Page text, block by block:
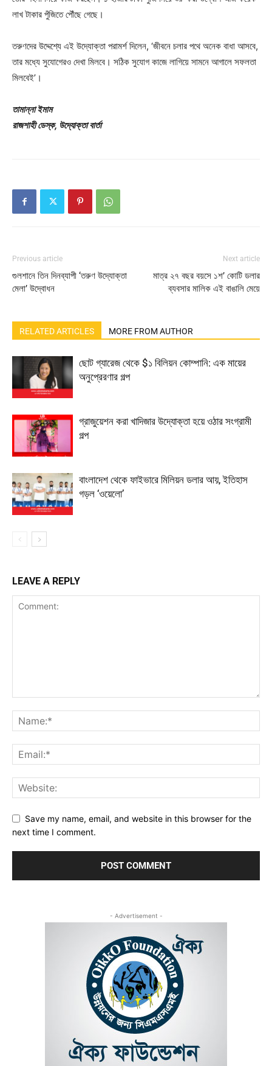
লাখ টাকার পুঁজিতে পৌঁছে গেছে।
তরুণদের উদ্দেশ্যে এই উদ্যোক্তা পরামর্শ দিলেন, ‘জীবনে চলার পথে অনেক বাধা আসবে,
তার মধ্যে সুযোগেরও দেখা মিলবে। সঠিক সুযোগ কাজে লাগিয়ে সামনে আগালে সফলতা
মিলবেই’।
তামান্না ইমাম
রাজশাহী ডেস্ক, উদ্যোক্তা বার্তা
Previous article
গুলশানে তিন দিনব্যাপী ‘তরুণ উদ্যোক্তা
মেলা’ উদ্বোধন
Next article
মাত্র ২৭ বছর বয়সে ১শ’ কোটি ডলার
ব্যবসার মালিক এই বাঙালি মেয়ে
RELATED ARTICLES MORE FROM AUTHOR
ছোট গ্যারেজ থেকে $১ বিলিয়ন কোম্পানি: এক মায়ের
অনুপ্রেরণার গল্প
গ্রাজুয়েশন করা খাদিজার উদ্যোক্তা হয়ে ওঠার সংগ্রামী
গল্প
বাংলাদেশ থেকে ফাইভারে মিলিয়ন ডলার আয়, ইতিহাস
গড়ল ‘ওয়েলো’
LEAVE A REPLY
Save my name, email, and website in this browser for the
next time I comment.
- Advertisement -